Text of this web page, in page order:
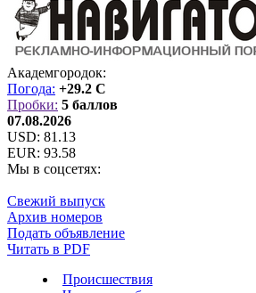
Академгородок:
Погода: +29.2 C
Пробки: 5 баллов
07.08.2026
USD: 81.13
EUR: 93.58
Мы в соцсетях:
Свежий выпуск
Архив номеров
Подать объявление
Читать в PDF
Происшествия